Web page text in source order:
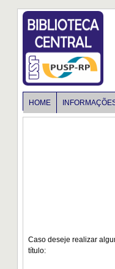
HOME
Caso deseje realizar
título: